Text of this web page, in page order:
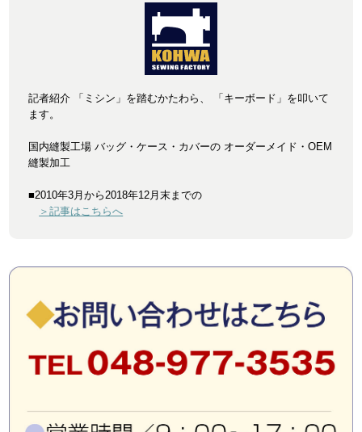
記者紹介 「ミシン」を踏むかたわら、 「キーボード」を叩いて
ます。
国内縫製工場 バッグ・ケース・カバーの オーダーメイド・OEM
縫製加工
■2010年3月から2018年12月末までの
＞記事はこちらへ